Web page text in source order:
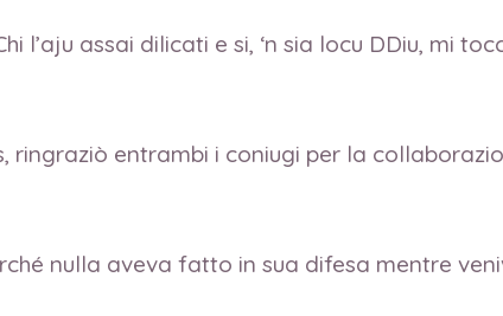
l’aju assai dilicati e si, ‘n sia locu DDiu, mi
entrambi i coniugi per la
nulla aveva fatto in sua difesa mentre